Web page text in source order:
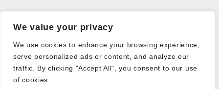
We value your privacy
We use cookies to enhance your browsing experience,
serve personalized ads or content, and analyze our
traffic. By clicking "Accept All", you consent to our use
of cookies.